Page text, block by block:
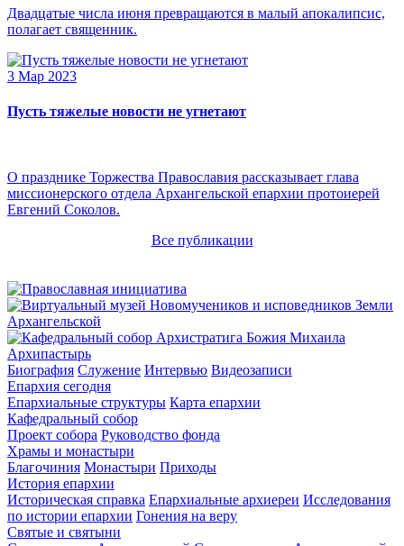
Двадцатые числа июня превращаются в малый апокалипсис,
полагает священник.
3 Мар 2023
Пусть тяжелые новости не угнетают
О празднике Торжества Православия рассказывает глава
миссионерского отдела Архангельской епархии протоиерей
Евгений Соколов.
Все публикации
Архипастырь
Биография Служение Интервью Видеозаписи
Епархия сегодня
Епархиальные структуры Карта епархии
Кафедральный собор
Проект собора Руководство фонда
Храмы и монастыри
Благочиния Монастыри Приходы
История епархии
Историческая справка Епархиальные архиереи Исследования
по истории епархии Гонения на веру
Святые и святыни